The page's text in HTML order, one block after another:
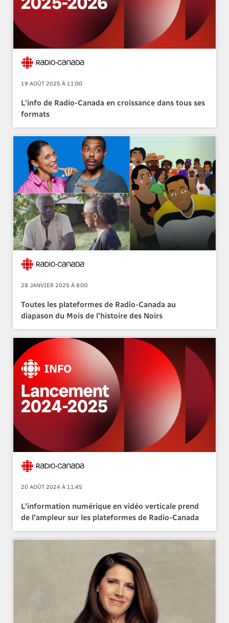
19 AOÛT 2025 À 11:00
L’info de Radio-Canada en croissance dans tous ses
formats
28 JANVIER 2025 À 8:00
Toutes les plateformes de Radio-Canada au
diapason du Mois de l’histoire des Noirs
20 AOÛT 2024 À 11:45
L’information numérique en vidéo verticale prend
de l’ampleur sur les plateformes de Radio-Canada